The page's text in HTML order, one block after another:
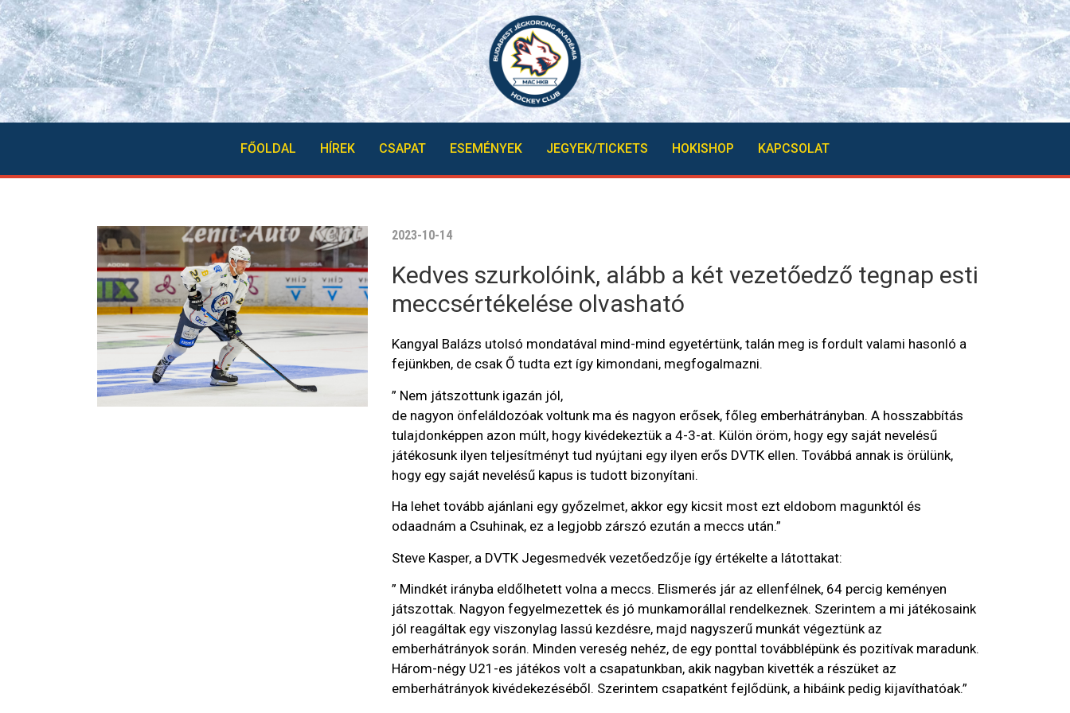
FŐOLDAL HÍREK CSAPAT ESEMÉNYEK JEGYEK/TICKETS HOKISHOP KAPCSOLAT
2023-10-14
Kedves szurkolóink, alább a két vezetőedző tegnap esti
meccsértékelése olvasható
Kangyal Balázs utolsó mondatával mind-mind egyetértünk, talán meg is fordult valami hasonló a
fejünkben, de csak Ő tudta ezt így kimondani, megfogalmazni.
” Nem játszottunk igazán jól,
de nagyon önfeláldozóak voltunk ma és nagyon erősek, főleg emberhátrányban. A hosszabbítás
tulajdonképpen azon múlt, hogy kivédekeztük a 4-3-at. Külön öröm, hogy egy saját nevelésű
játékosunk ilyen teljesítményt tud nyújtani egy ilyen erős DVTK ellen. Továbbá annak is örülünk,
hogy egy saját nevelésű kapus is tudott bizonyítani.
Ha lehet tovább ajánlani egy győzelmet, akkor egy kicsit most ezt eldobom magunktól és
odaadnám a Csuhinak, ez a legjobb zárszó ezután a meccs után.”
Steve Kasper, a DVTK Jegesmedvék vezetőedzője így értékelte a látottakat:
” Mindkét irányba eldőlhetett volna a meccs. Elismerés jár az ellenfélnek, 64 percig keményen
játszottak. Nagyon fegyelmezettek és jó munkamorállal rendelkeznek. Szerintem a mi játékosaink
jól reagáltak egy viszonylag lassú kezdésre, majd nagyszerű munkát végeztünk az
emberhátrányok során. Minden vereség nehéz, de egy ponttal továbblépünk és pozitívak maradunk.
Három-négy U21-es játékos volt a csapatunkban, akik nagyban kivették a részüket az
emberhátrányok kivédekezéséből. Szerintem csapatként fejlődünk, a hibáink pedig kijavíthatóak.”